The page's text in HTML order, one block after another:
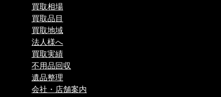
買取相場
買取品目
買取地域
法人様へ
買取実績
不用品回収
遺品整理
会社・店舗案内